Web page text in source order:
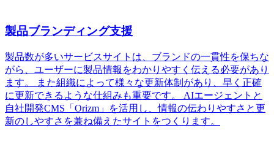
製品ブランディング支援
製品数が多いサービスサイトは、ブランドの一貫性を保ちな
がら、ユーザーに製品情報をわかりやすく伝える必要があり
ます。 また組織によって様々な更新体制があり、早く正確
に更新できるような仕組みも重要です。 AIエージェントと
自社開発CMS「Orizm」を活用し、情報の伝わりやすさと更
新のしやすさを兼ね備えたサイトをつくります。